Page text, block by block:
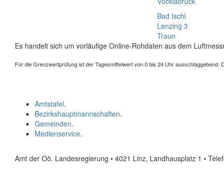
Bad Ischl
Lenzing 3
Traun
Es handelt sich um vorläufige Online-Rohdaten aus dem
Für die Grenzwertprüfung ist der Tagesmittelwert von 0 bis 24 Uhr ausschlaggebend.
Amtstafel.
Bezirkshauptmannschaften.
Gemeinden.
Medienservice.
Amt der Oö. Landesregierung • 4021 Linz, Landhausplatz 1 •